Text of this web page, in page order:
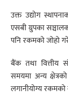
उक्त उद्योग
एसबी ग्रुपका
पनि रकमको जोहो
बैंक तथा वित्तीय
समयमा अन्य
लगानीयोग्य